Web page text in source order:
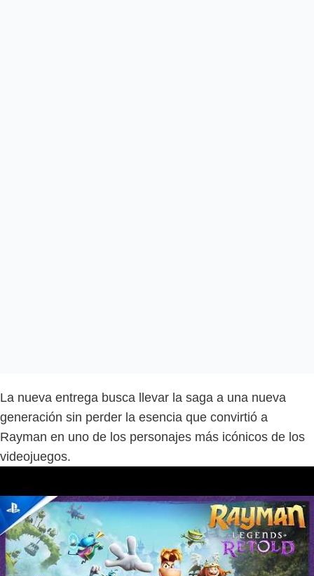
La nueva entrega busca llevar la saga a una nueva
generación sin perder la esencia que convirtió a
Rayman en uno de los personajes más icónicos de los
videojuegos.